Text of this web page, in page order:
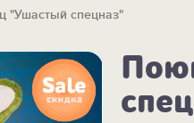
"Ушастый спецназ"